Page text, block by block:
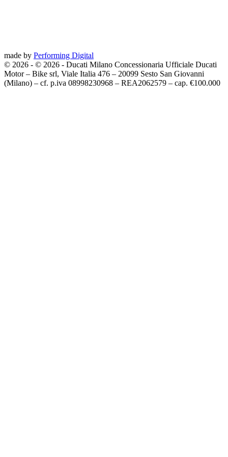
made by Performing Digital
© 2026 - © 2026 - Ducati Milano Concessionaria Ufficiale Ducati
Motor – Bike srl, Viale Italia 476 – 20099 Sesto San Giovanni
(Milano) – cf. p.iva 08998230968 – REA2062579 – cap. €100.000